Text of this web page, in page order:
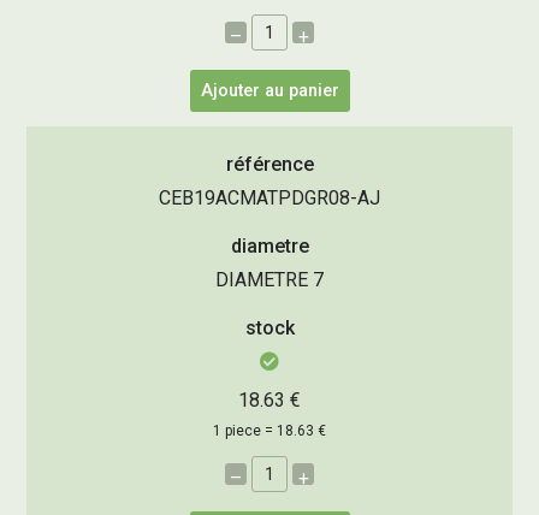
– +
Ajouter au panier
référence
CEB19ACMATPDGR08-AJ
diametre
DIAMETRE 7
stock
18.63 €
1 piece = 18.63 €
– +